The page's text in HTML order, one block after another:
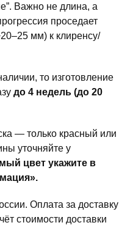
Важно не длина, а
проседает
мм) к клиренсу/
то изготовление
до 4 недель (до 20
— только красный или
уточняйте у
цвет укажите в
Оплата за доставку
стоимости доставки